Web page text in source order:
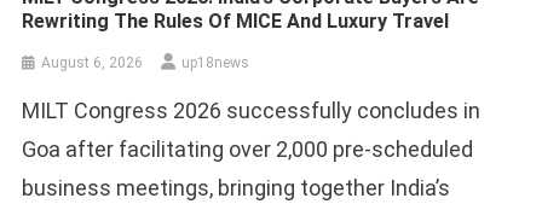
Rewriting The Rules Of MICE And Luxury Travel
August 6, 2026 up18news
MILT Congress 2026 successfully concludes in
Goa after facilitating over 2,000 pre-scheduled
business meetings, bringing together India’s